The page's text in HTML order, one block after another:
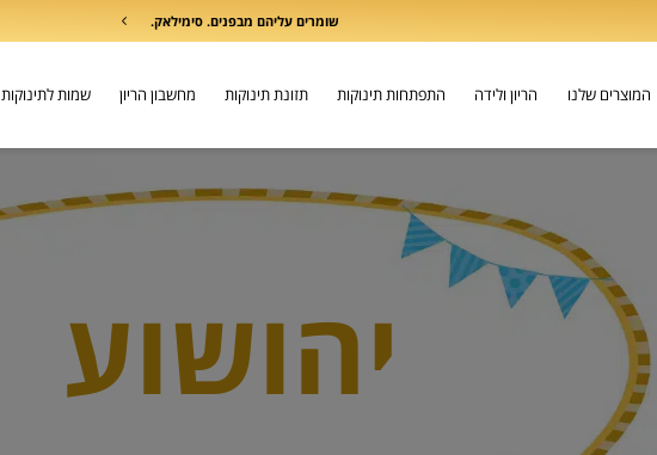
שומרים עליהם מבפנים. סימילאק.
המוצרים שלנו הריון ולידה התפתחות תינוקות תזונת תינוקות מחשבון הריון שמות לתינוקות
יהושוע